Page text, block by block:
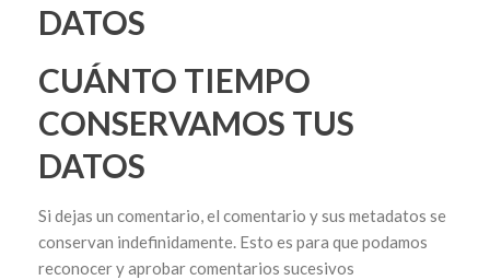
DATOS
CUÁNTO TIEMPO
CONSERVAMOS TUS
DATOS
Si dejas un comentario, el comentario y sus metadatos se
conservan indefinidamente. Esto es para que podamos
reconocer y aprobar comentarios sucesivos